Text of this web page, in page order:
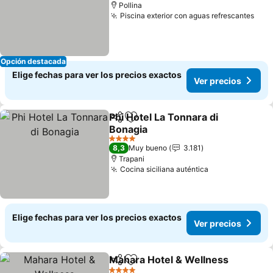
Opción destacada
Pollina
Piscina exterior con aguas refrescantesVer
Elige fechas para ver los precios exactos
Ver precios
CompartirAgregar a favoritos
Phi Hotel La Tonnara di
Bonagia
Ver precios
4 Estrellas
8,3 Muy bueno
3.181
Trapani
Cocina siciliana auténtica
Elige fechas para ver los precios exactos
Ver precios
CompartirAgregar a favoritos
Mahara Hotel & Wellness